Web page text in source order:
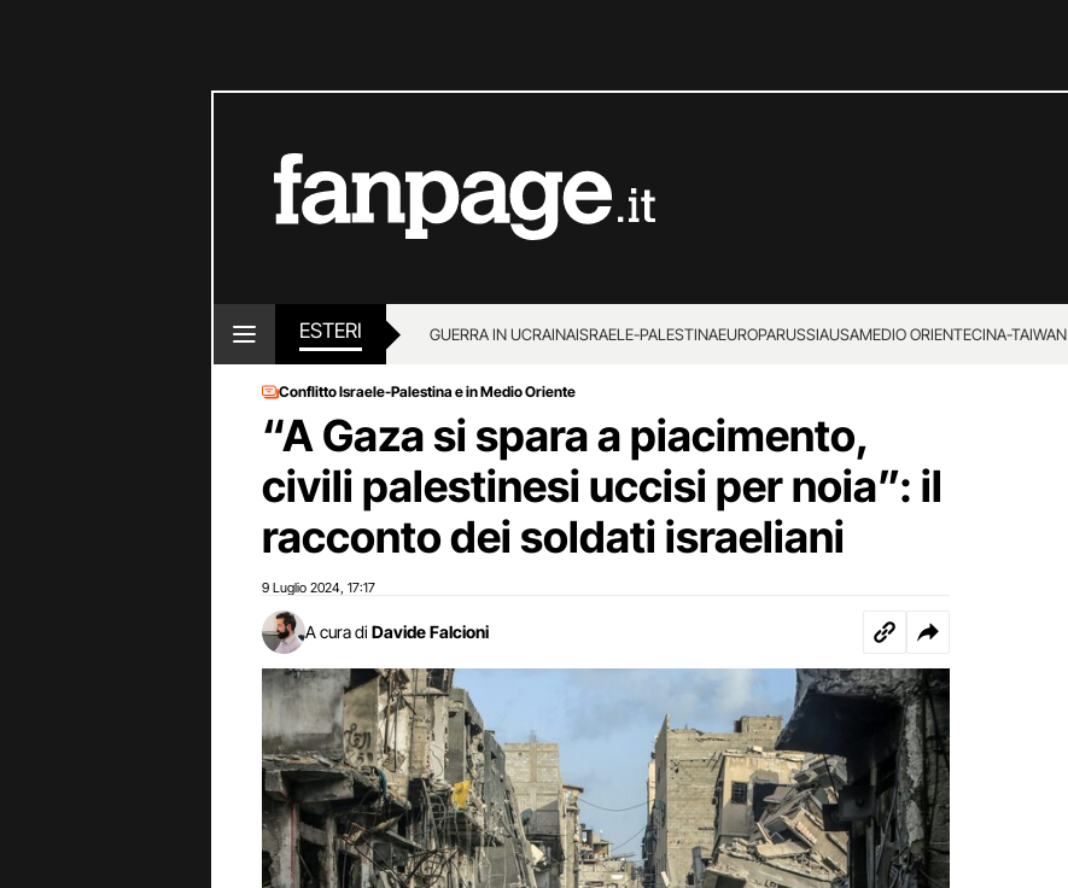
ESTERI GUERRA IN UCRAINAISRAELE-PALESTINAEUROPARUSSIAUSAMEDIO ORIENTECINA-TAIWAN
Conflitto Israele-Palestina e in Medio Oriente
“A Gaza si spara a piacimento,
civili palestinesi uccisi per noia”: il
racconto dei soldati israeliani
9 Luglio 2024 17:17
A cura di Davide Falcioni